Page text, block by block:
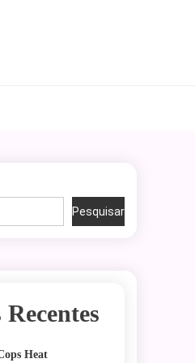
Pesquisar
Recentes
Heat